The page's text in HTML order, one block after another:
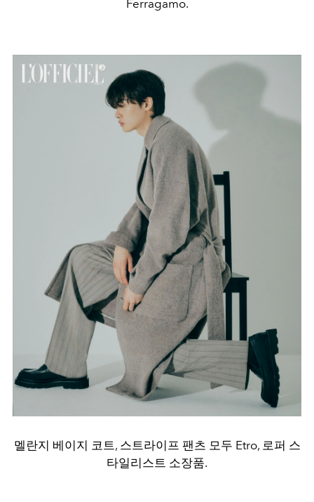
Ferragamo.
멜란지 베이지 코트, 스트라이프 팬츠 모두 Etro, 로퍼 스
타일리스트 소장품.